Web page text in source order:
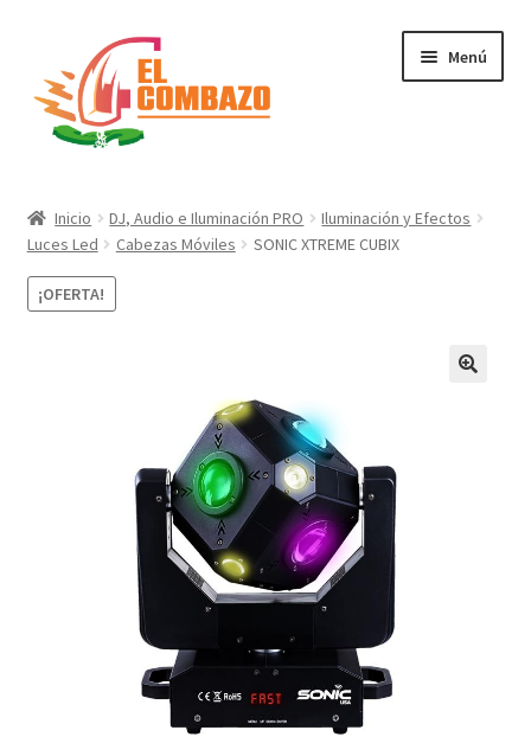
Menú
DJ, Audio e Iluminación PRO
Grabación de Audio & Video
Inicio DJ, Audio e Iluminación PRO
Iluminación y Efectos
Luces Led
Cabezas Móviles SONIC XTREME CUBIX
¡OFERTA!